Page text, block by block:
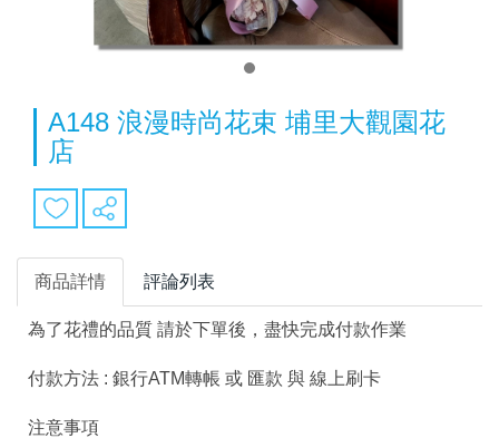
A148 浪漫時尚花束 埔里大觀園花
店
商品詳情 評論列表
為了花禮的品質 請於下單後，盡快完成付款作業
付款方法 : 銀行ATM轉帳 或 匯款 與 線上刷卡
注意事項